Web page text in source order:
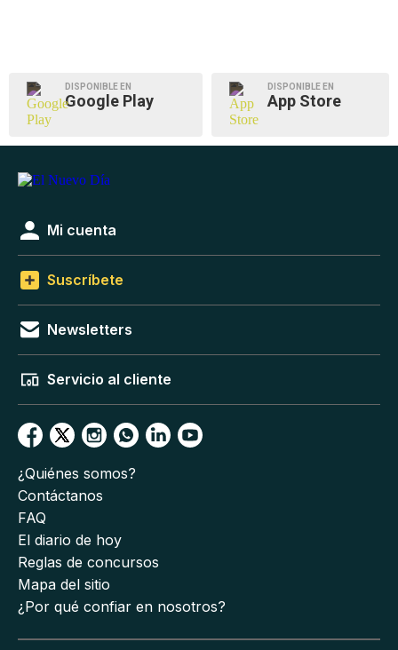
DISPONIBLE EN
Google Play
DISPONIBLE EN
App Store
Mi cuenta
Suscríbete
Newsletters
Servicio al cliente
¿Quiénes somos?
Contáctanos
FAQ
El diario de hoy
Reglas de concursos
Mapa del sitio
¿Por qué confiar en nosotros?